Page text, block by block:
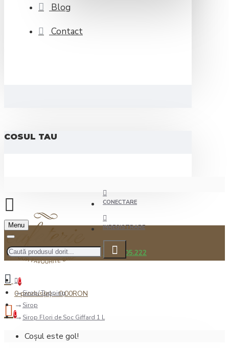
Blog
Contact
COSUL TAU
CONECTARE
INREGISTRARE
0722.505.222
Menu
0
0 produs(e) - 0,00RON
0
Coșul este gol!
Sirop/ Topping
Sirop
Sirop Flori de Soc Giffard 1 L